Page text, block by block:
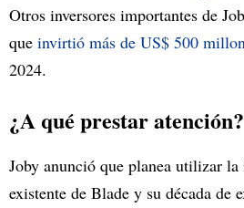
Otros inversores importantes de
que invirtió más de US$ 500
2024.
¿A qué prestar atención?
Joby anunció que planea utilizar
existente de Blade y su década de